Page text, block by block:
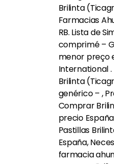
Brilinta
Farmacias
RB. Lista de
comprimé –
menor preço
International
Brilinta
genérico – ,
Comprar
precio
Pastillas
España,
farmacia